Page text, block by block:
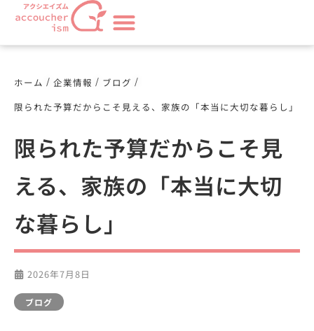
ホーム / 企業情報 / ブログ /
限られた予算だからこそ見える、家族の「本当に大切な暮らし」
限られた予算だからこそ見
える、家族の「本当に大切
な暮らし」
2026年7月8日
ブログ